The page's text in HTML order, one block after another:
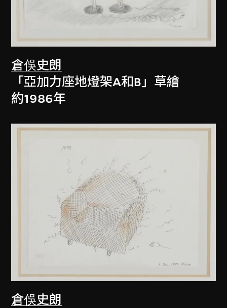
倉俁史朗
「亞加力座地燈架A和B」草繪
約1986年
倉俁史朗